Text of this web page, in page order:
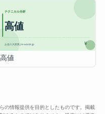
高値
の情報提供を目的としたものです。掲載